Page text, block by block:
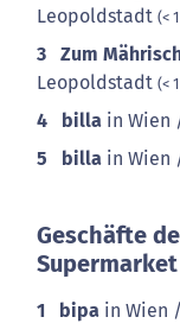
Leopoldstadt (<
3 Zum
Leopoldstadt (<
4 billa in Wien
5 billa in Wien
Geschäfte
1 bipa in Wien